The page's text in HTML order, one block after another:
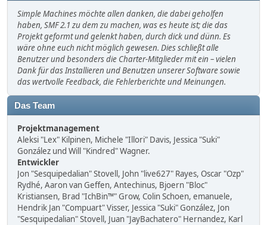
Simple Machines möchte allen danken, die dabei geholfen
haben, SMF 2.1 zu dem zu machen, was es heute ist; die das
Projekt geformt und gelenkt haben, durch dick und dünn. Es
wäre ohne euch nicht möglich gewesen. Dies schließt alle
Benutzer und besonders die Charter-Mitglieder mit ein – vielen
Dank für das Installieren und Benutzen unserer Software sowie
das wertvolle Feedback, die Fehlerberichte und Meinungen.
Das Team
Projektmanagement
Aleksi "Lex" Kilpinen, Michele "Illori" Davis, Jessica "Suki"
González und Will "Kindred" Wagner.
Entwickler
Jon "Sesquipedalian" Stovell, John "live627" Rayes, Oscar "Ozp"
Rydhé, Aaron van Geffen, Antechinus, Bjoern "Bloc"
Kristiansen, Brad "IchBin™" Grow, Colin Schoen, emanuele,
Hendrik Jan "Compuart" Visser, Jessica "Suki" González, Jon
"Sesquipedalian" Stovell, Juan "JayBachatero" Hernandez, Karl